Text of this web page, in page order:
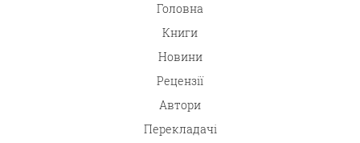
Головна
Книги
Новини
Рецензії
Автори
Перекладачі